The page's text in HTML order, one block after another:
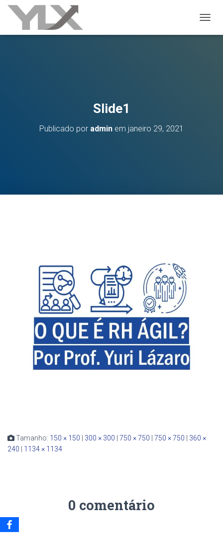
Slide1
Publicado por admin em janeiro 29, 2021
Tamanho: 150 × 150 300 × 300 750 × 750 750 × 750
360 ×
240
1134 × 1134
0 comentário